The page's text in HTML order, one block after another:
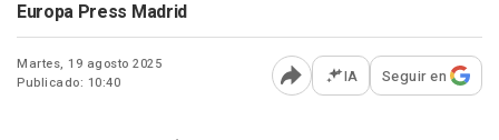
Europa Press Madrid
Martes, 19 agosto 2025
Publicado: 10:40
Abrir opciones para
IA Seguir en